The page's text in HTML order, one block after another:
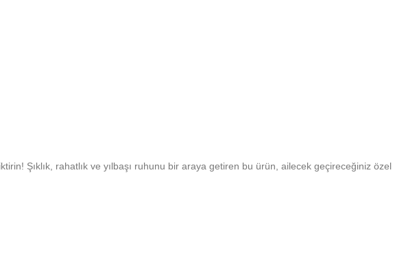
Şıklık, rahatlık ve yılbaşı ruhunu bir araya getiren bu ürün, ailecek geçireceğiniz özel